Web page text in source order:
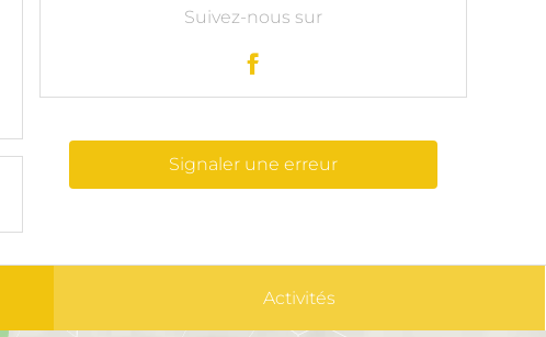
Suivez-nous sur
Signaler une erreur
Activités